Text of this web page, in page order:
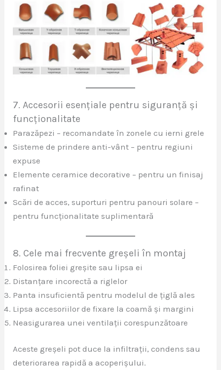
7. Accesorii esențiale pentru siguranță și
funcționalitate
Parazăpezi – recomandate în zonele cu ierni grele
Sisteme de prindere anti-vânt – pentru regiuni
expuse
Elemente ceramice decorative – pentru un finisaj
rafinat
Scări de acces, suporturi pentru panouri solare –
pentru funcționalitate suplimentară
8. Cele mai frecvente greșeli în montaj
Folosirea foliei greșite sau lipsa ei
Distanțare incorectă a riglelor
Panta insuficientă pentru modelul de țiglă ales
Lipsa accesoriilor de fixare la coamă și margini
Neasigurarea unei ventilații corespunzătoare
Aceste greșeli pot duce la infiltrații, condens sau
deteriorarea rapidă a acoperișului.